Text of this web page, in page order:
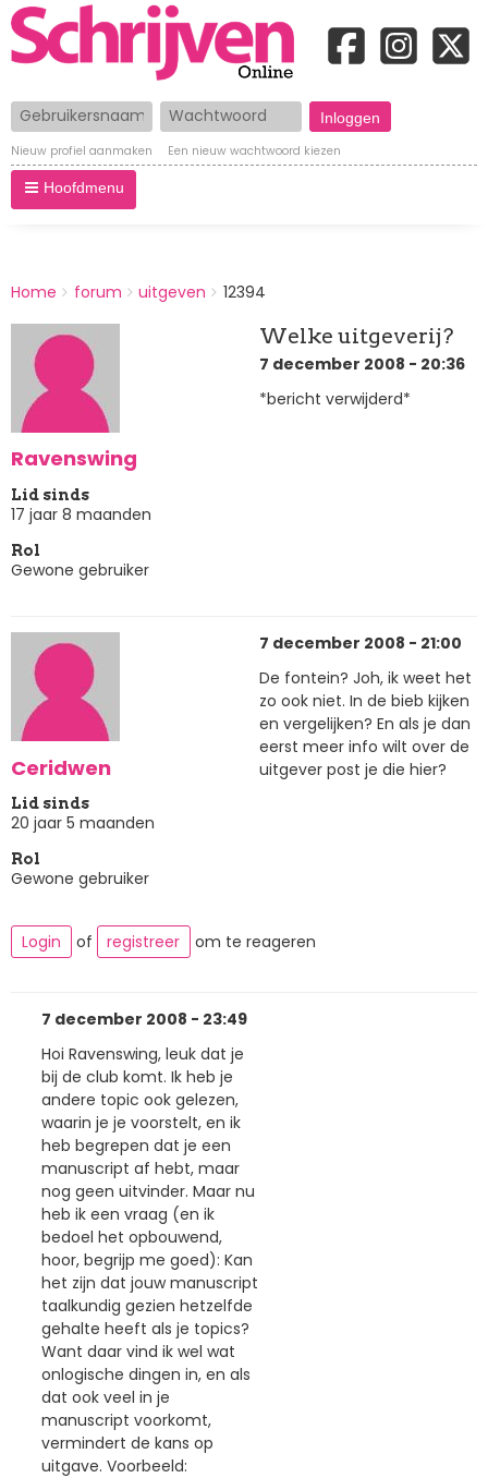
Gebruikersnaam Wachtwoord
Nieuw profiel aanmaken Een nieuw wachtwoord kiezen
Hoofdmenu
BREADCRUMBS
You
here:
Home forum uitgeven 12394
Ravenswing
Lid sinds
17 jaar 8 maanden
Rol
Gewone gebruiker
Welke uitgeverij?
7 december 2008 - 20:36
*bericht verwijderd*
Ceridwen
Lid sinds
20 jaar 5 maanden
Rol
Gewone gebruiker
7 december 2008 - 21:00
De fontein? Joh, ik weet het
zo ook niet. In de bieb kijken
en vergelijken? En als je dan
eerst meer info wilt over de
uitgever post je die hier?
Login of registreer om te reageren
7 december 2008 - 23:49
Hoi Ravenswing, leuk dat je
bij de club komt. Ik heb je
andere topic ook gelezen,
waarin je je voorstelt, en ik
heb begrepen dat je een
manuscript af hebt, maar
nog geen uitvinder. Maar nu
heb ik een vraag (en ik
bedoel het opbouwend,
hoor, begrijp me goed): Kan
het zijn dat jouw manuscript
taalkundig gezien hetzelfde
gehalte heeft als je topics?
Want daar vind ik wel wat
onlogische dingen in, en als
dat ook veel in je
manuscript voorkomt,
vermindert de kans op
uitgave. Voorbeeld: